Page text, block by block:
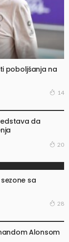
poboljšanja na
14
da
20
sa
28
Alonsom